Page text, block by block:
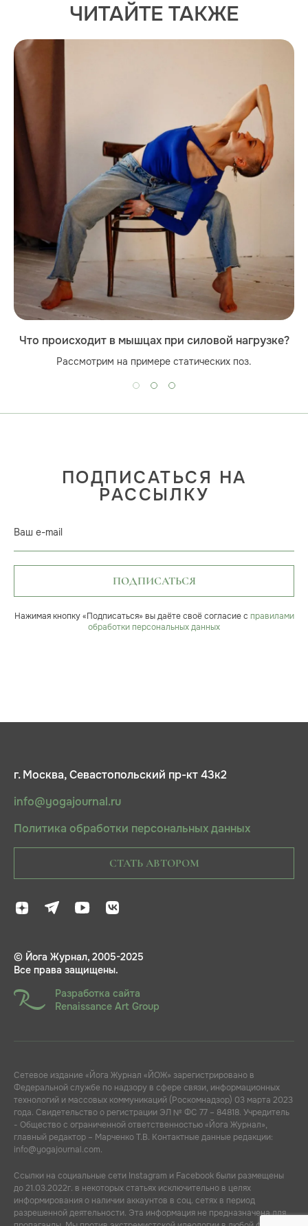
ЧИТАЙТЕ ТАКЖЕ
Что происходит в мышцах при силовой нагрузке?
Рассмотрим на примере статических поз.
ПОДПИСАТЬСЯ НА
РАССЫЛКУ
Ваш e-mail
ПОДПИСАТЬСЯ
Нажимая кнопку «Подписаться» вы даёте своё согласие с правилами
обработки персональных данных
г. Москва, Севастопольский пр-кт 43к2
info@yogajournal.ru
Политика обработки персональных данных
СТАТЬ АВТОРОМ
© Йога Журнал, 2005-2025
Все права защищены.
Разработка сайта
Renaissance Art Group
Сетевое издание «Йога Журнал «ЙОЖ» зарегистрировано в
Федеральной службе по надзору в сфере связи, информационных
технологий и массовых коммуникаций (Роскомнадзор) 03 марта 2023
года. Свидетельство о регистрации ЭЛ № ФС 77 – 84818. Учредитель
- Общество с ограниченной ответственностью «Йога Журнал»,
главный редактор – Марченко Т.В. Контактные данные редакции:
info@yogajournal.com.
Ссылки на социальные сети Instagram и Facebook были размещены
до 21.03.2022г. в некоторых статьях исключительно в целях
информирования о наличии аккаунтов в соц. сетях в период
разрешенной деятельности. Эта информация не предназначена для